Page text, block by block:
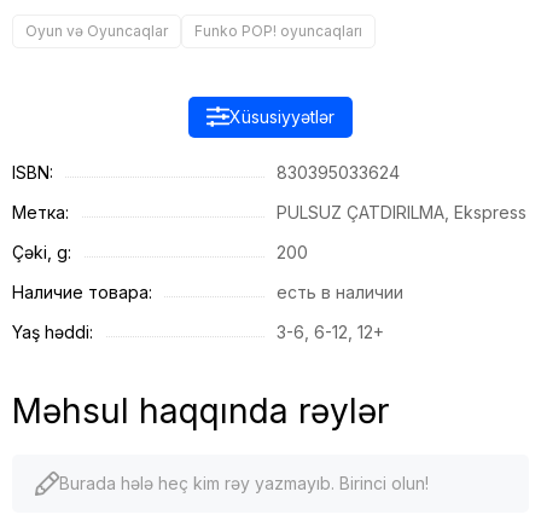
Oyun və Oyuncaqlar Funko POP! oyuncaqları
Xüsusiyyətlər
ISBN:
830395033624
Метка:
PULSUZ ÇATDIRILMA, Ekspress
Çəki, g:
200
Наличие товара:
есть в наличии
Yaş həddi:
3-6, 6-12, 12+
Məhsul haqqında rəylər
Burada hələ heç kim rəy yazmayıb. Birinci olun!